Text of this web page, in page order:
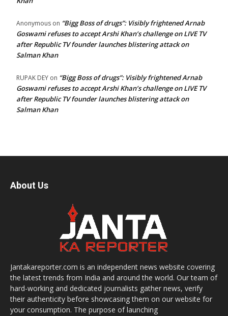
Anonymous on “Bigg Boss of drugs”: Visibly frightened Arnab
Goswami refuses to accept Arshi Khan’s challenge on LIVE TV
after Republic TV founder launches blistering attack on
Salman Khan
RUPAK DEY on “Bigg Boss of drugs”: Visibly frightened Arnab
Goswami refuses to accept Arshi Khan’s challenge on LIVE TV
after Republic TV founder launches blistering attack on
Salman Khan
About Us
Jantakareporter.com is an independent news website covering
the latest trends from India and around the world. Our team of
hard-working and dedicated journalists gather news, verify
their authenticity before showcasing them on our website for
your consumption. The purpose of launching